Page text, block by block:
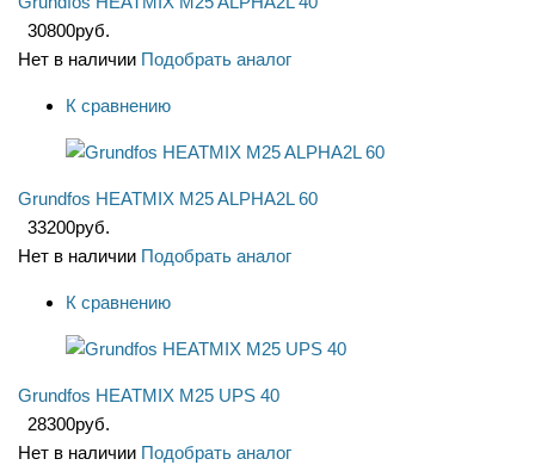
30800руб.
Нет в наличии Подобрать аналог
К сравнению
Grundfos HEATMIX M25 ALPHA2L 60
33200руб.
Нет в наличии Подобрать аналог
К сравнению
Grundfos HEATMIX M25 UPS 40
28300руб.
Нет в наличии Подобрать аналог